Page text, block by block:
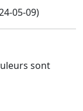
05-09)
sont